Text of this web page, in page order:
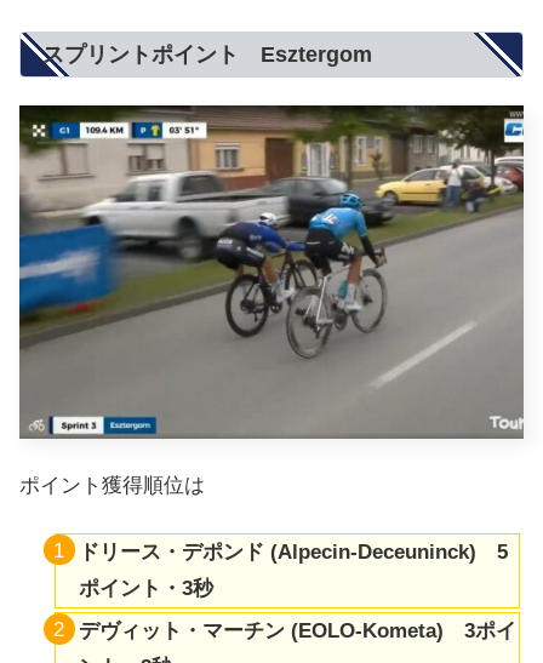
スプリントポイント Esztergom
ポイント獲得順位は
ドリース・デポンド (Alpecin-Deceuninck) 5
ポイント・3秒
デヴィット・マーチン (EOLO-Kometa) 3ポイ